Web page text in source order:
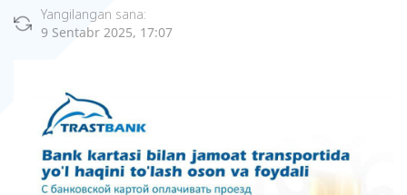
Yangilangan sana:
9 Sentabr 2025, 17:07